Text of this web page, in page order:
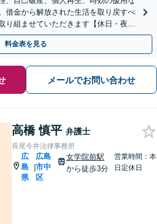
借金から解放された生活を取り戻すべ
り組ませていただきます【休日・夜間
士歴15年以上】
料金表を見る
メールでお問い合わせ
高橋 慎平 弁護士
長尾今井法律事務所
広
島
県
|
広島
市中
区
女学院前駅
から徒歩3分
営業時間：本
日定休日